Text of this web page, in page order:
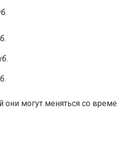
могут меняться со